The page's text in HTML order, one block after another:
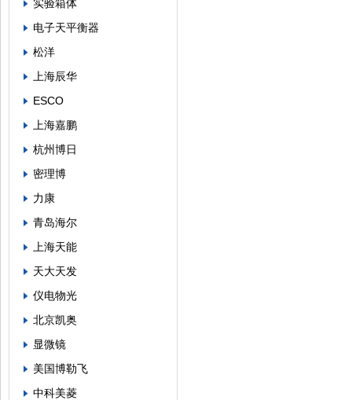
实验箱体
电子天平衡器
松洋
上海辰华
ESCO
上海嘉鹏
杭州博日
密理博
力康
青岛海尔
上海天能
天大天发
仪电物光
北京凯奥
显微镜
美国博勒飞
中科美菱